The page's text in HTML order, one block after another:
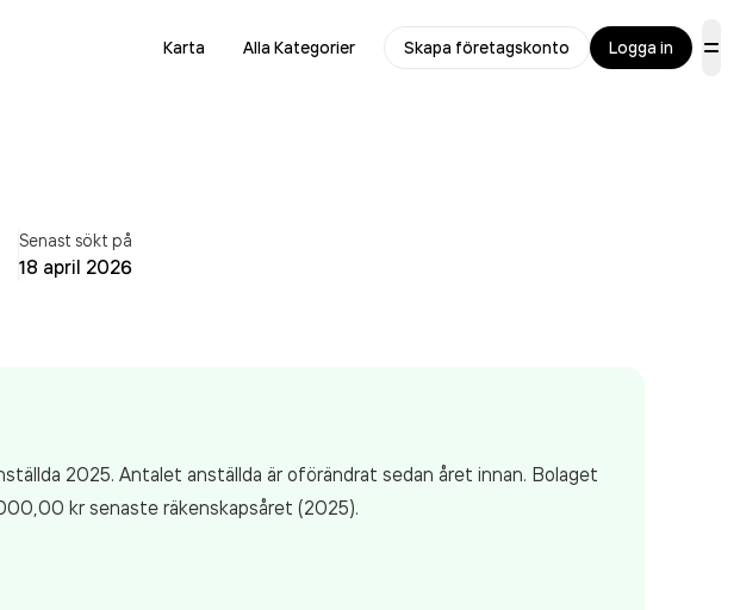
Karta Alla Kategorier Skapa företagskonto Logga in
Senast sökt på
18 april 2026
2025. Antalet anställda är oförändrat sedan året innan. Bolaget
krsenaste räkenskapsåret (2025).